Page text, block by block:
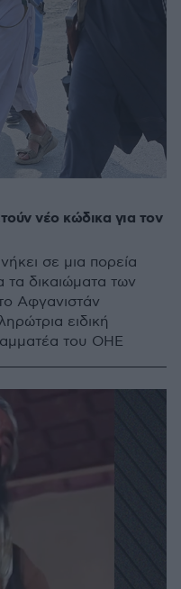
νέο κώδικα για τον
σε μια πορεία
τα δικαιώματα των
Αφγανιστάν
ειδική
του ΟΗΕ